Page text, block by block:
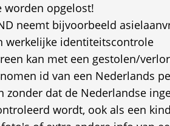
worden opgelost!
neemt bijvoorbeeld
werkelijke identiteitscontrole
kan met een gestolen/
id van een Nederlands
zonder dat de Nederlandse
wordt, ook als een